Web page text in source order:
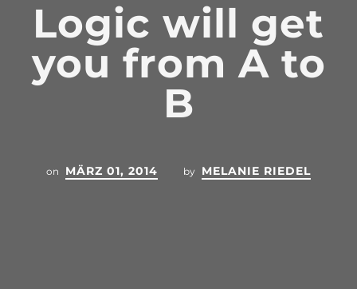
Logic will get
you from A to
B
on MÄRZ 01, 2014 by MELANIE RIEDEL